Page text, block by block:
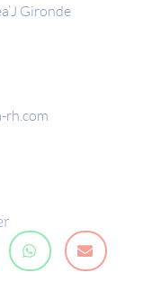
Gironde
rh.com